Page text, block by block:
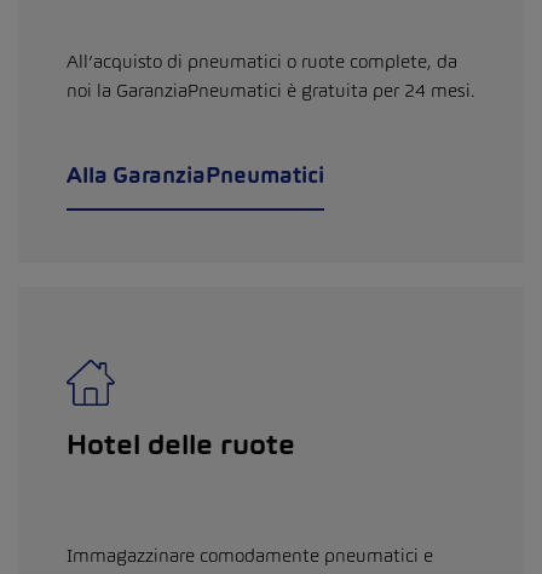
All’acquisto di pneumatici o ruote complete, da
noi la GaranziaPneumatici è gratuita per 24 mesi.
Alla GaranziaPneumatici
Hotel delle ruote
Immagazzinare comodamente pneumatici e